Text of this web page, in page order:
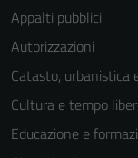
Appalti pubblici
Autorizzazioni
Catasto, urbanistica
Cultura e tempo
Educazione e